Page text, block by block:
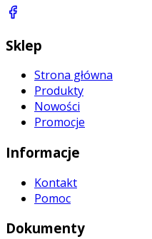
Sklep
Strona główna
Produkty
Nowości
Promocje
Informacje
Kontakt
Pomoc
Dokumenty